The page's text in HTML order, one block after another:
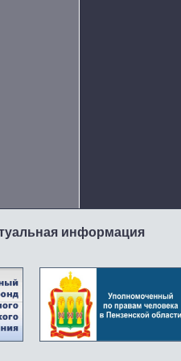
информация